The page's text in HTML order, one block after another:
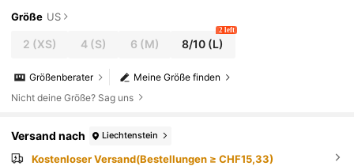
zweiteiler, Festivaloutfit, Ausgehoutfit
Größe US
2 (XS) 4(S) 6 (M) 8/10 (L)
2 left
Meine Größe finden
Größenberater
Nicht deine Größe? Sag uns
Versand nach Liechtenstein
Kostenloser Versand(Bestellungen ≥ CHF15,33)